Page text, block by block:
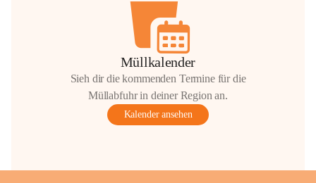
Müllkalender
Sieh dir die kommenden Termine für die
Müllabfuhr in deiner Region an.
Kalender ansehen